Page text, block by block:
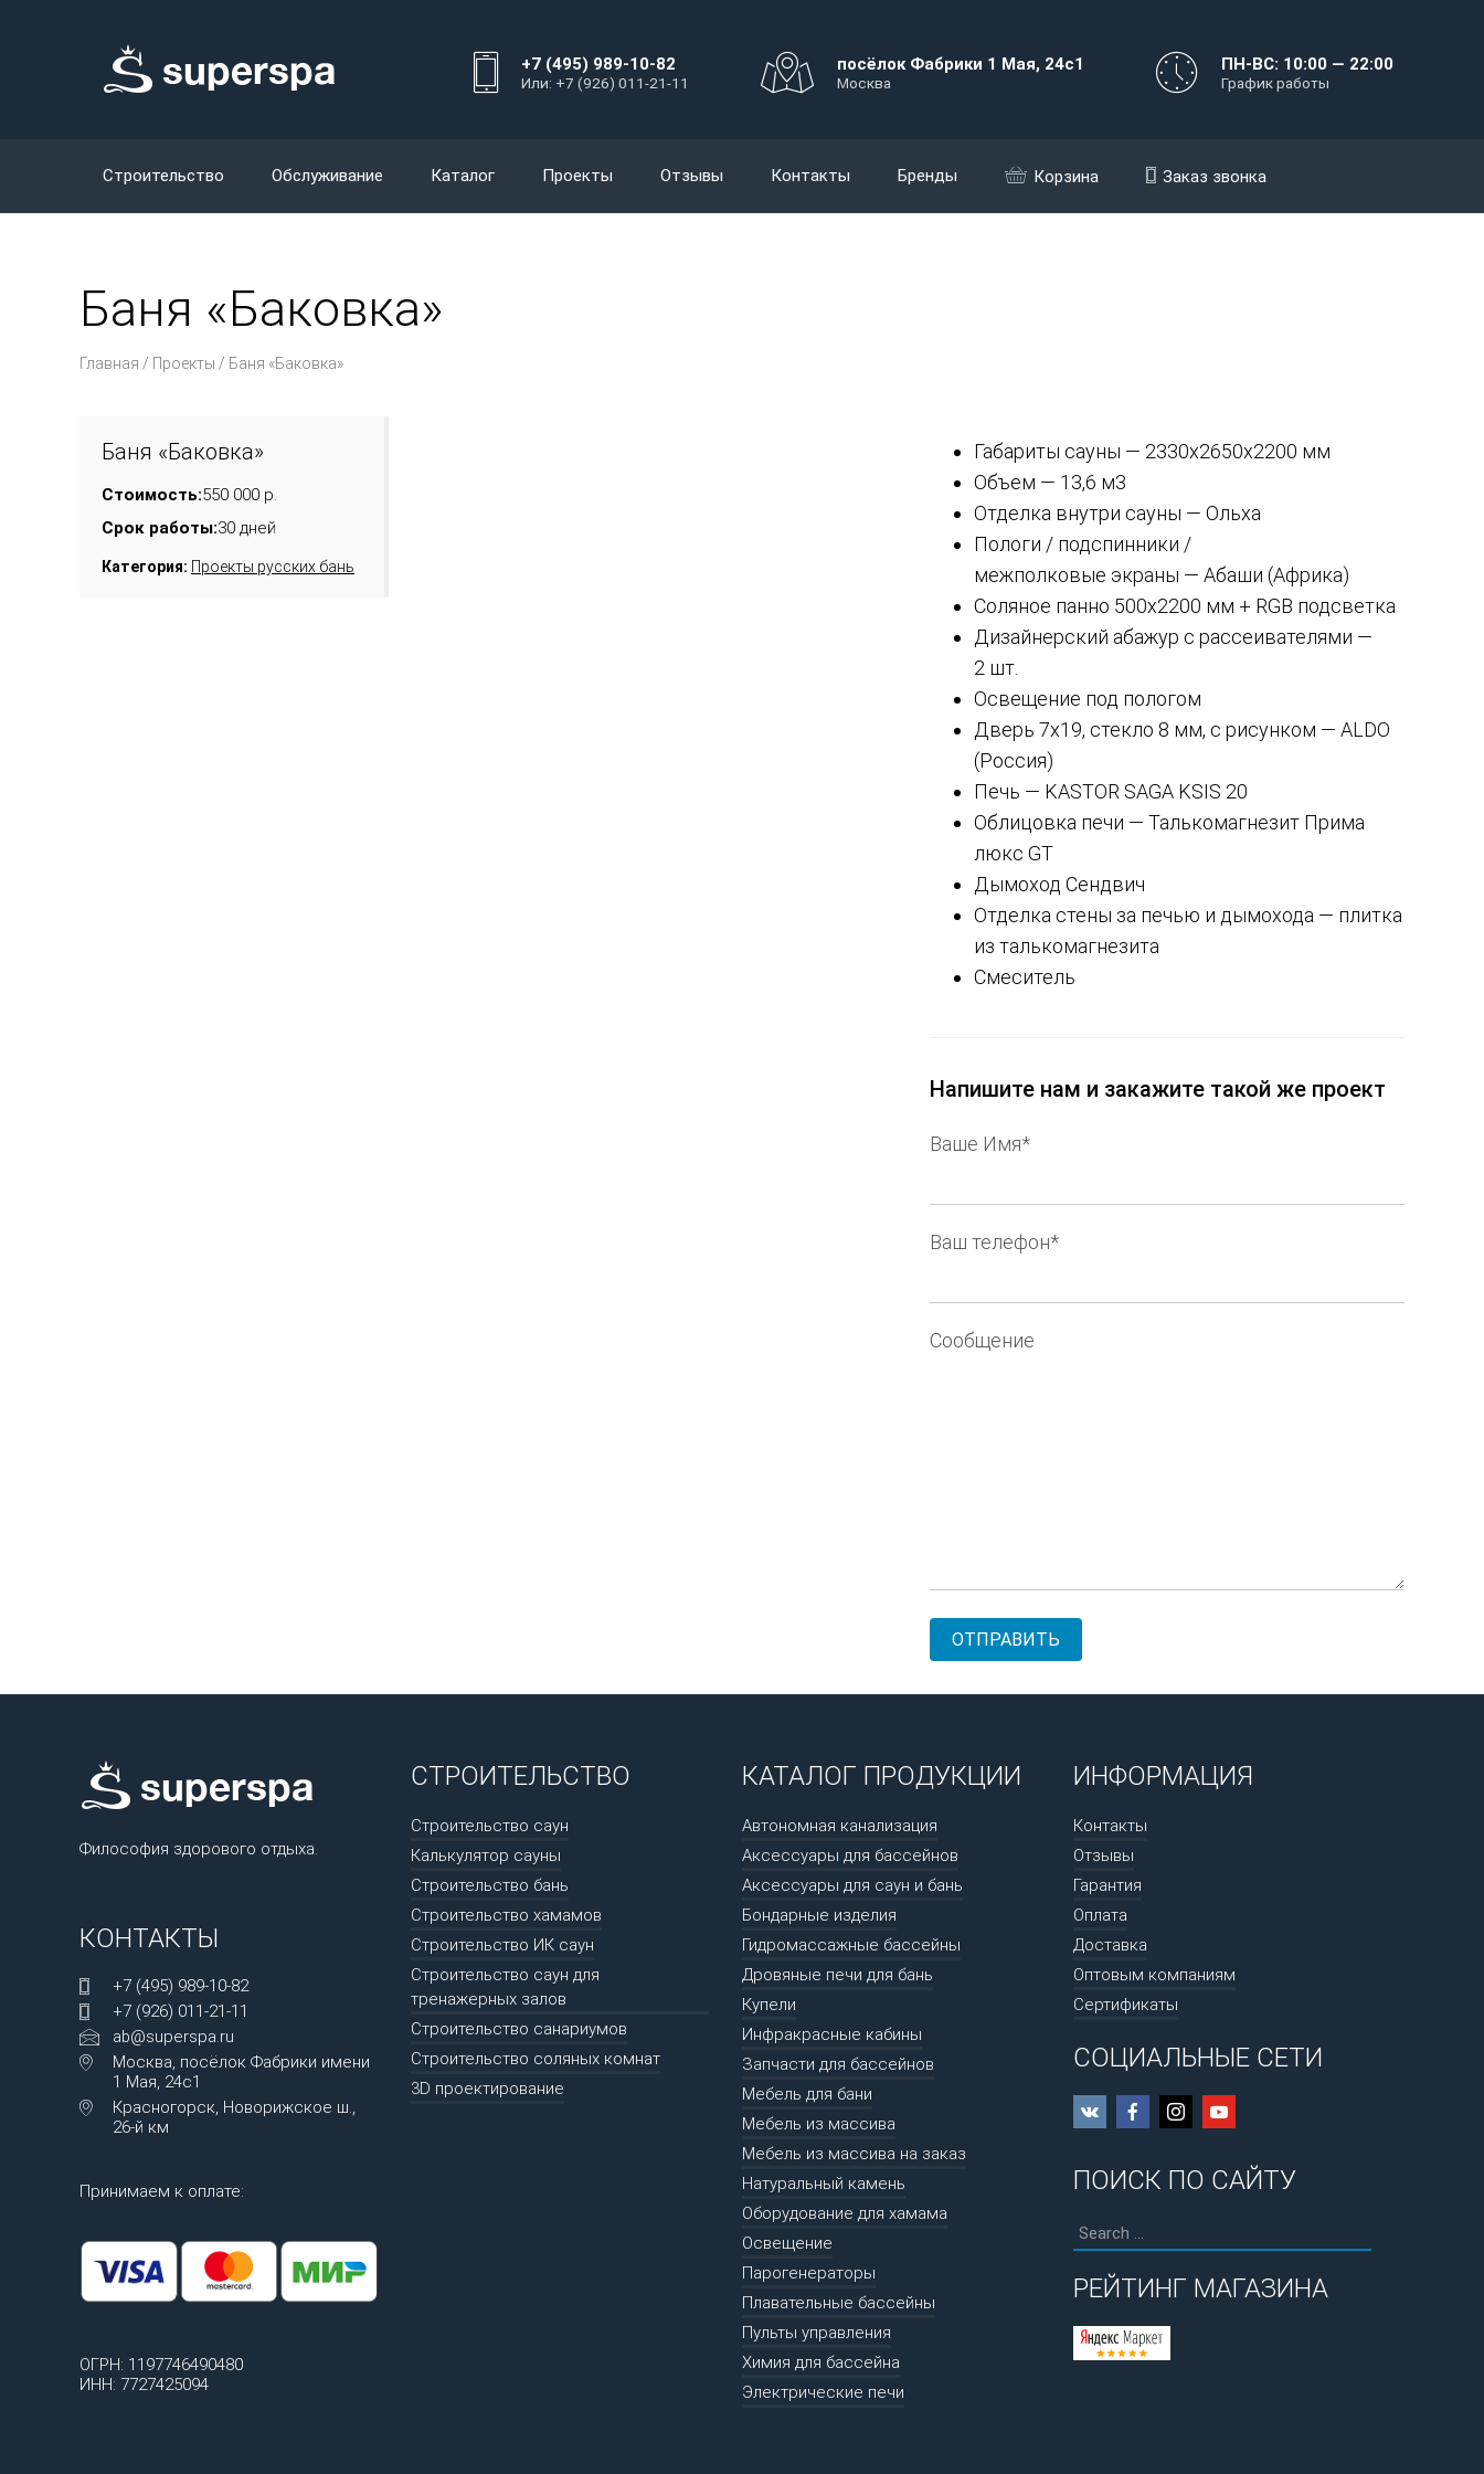
+7 (495) 989-10-82
Или: +7 (926) 011-21-11
посёлок Фабрики 1 Мая, 24с1
Москва
ПН-ВС: 10:00 — 22:00
График работы
Строительство Обслуживание Каталог Проекты Отзывы Контакты Бренды Корзина Заказ звонка
Баня «Баковка»
Главная / Проекты / Баня «Баковка»
Баня «Баковка»
Стоимость:550 000 р.
Срок работы:30 дней
Категория: Проекты русских бань
Габариты сауны — 2330х2650х2200 мм
Объем — 13,6 м3
Отделка внутри сауны — Ольха
Пологи / подспинники /
межполковые экраны — Абаши (Африка)
Соляное панно 500х2200 мм + RGB подсветка
Дизайнерский абажур с рассеивателями —
2 шт.
Освещение под пологом
Дверь 7х19, стекло 8 мм, с рисунком — ALDO
(Россия)
Печь — KASTOR SAGA KSIS 20
Облицовка печи — Талькомагнезит Прима
люкс GT
Дымоход Сендвич
Отделка стены за печью и дымохода — плитка
из талькомагнезита
Смеситель
Напишите нам и закажите такой же проект
Ваше Имя*
Ваш телефон*
Сообщение
Философия здорового отдыха.
КОНТАКТЫ
+7 (495) 989-10-82
+7 (926) 011-21-11
ab@superspa.ru
Москва, посёлок Фабрики имени
1 Мая, 24с1
Красногорск, Новорижское ш.,
26-й км
Принимаем к оплате:
ОГРН: 1197746490480
ИНН: 7727425094
СТРОИТЕЛЬСТВО
Строительство саун
Калькулятор сауны
Строительство бань
Строительство хамамов
Строительство ИК саун
Строительство саун для
тренажерных залов
Строительство санариумов
Строительство соляных комнат
3D проектирование
КАТАЛОГ ПРОДУКЦИИ
Автономная канализация
Аксессуары для бассейнов
Аксессуары для саун и бань
Бондарные изделия
Гидромассажные бассейны
Дровяные печи для бань
Купели
Инфракрасные кабины
Запчасти для бассейнов
Мебель для бани
Мебель из массива
Мебель из массива на заказ
Натуральный камень
Оборудование для хамама
Освещение
Парогенераторы
Плавательные бассейны
Пульты управления
Химия для бассейна
Электрические печи
ИНФОРМАЦИЯ
Контакты
Отзывы
Гарантия
Оплата
Доставка
Оптовым компаниям
Сертификаты
СОЦИАЛЬНЫЕ СЕТИ
ПОИСК ПО САЙТУ
РЕЙТИНГ МАГАЗИНА